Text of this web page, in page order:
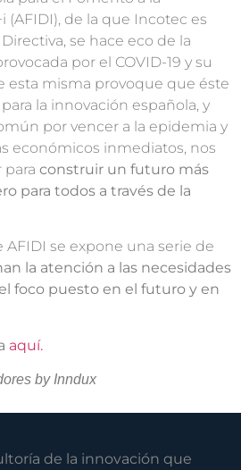
(AFIDI), de la que Incotec es
se hace eco de la
por el COVID-19 y su
esta misma provoque que éste
la innovación española, y
por vencer a la epidemia y
económicos inmediatos, nos
para construir un futuro más
para todos a través de la
AFIDI se expone una serie de
la atención a las necesidades
foco puesto en el futuro y en
aquí.
by Inndux
de la innovación que